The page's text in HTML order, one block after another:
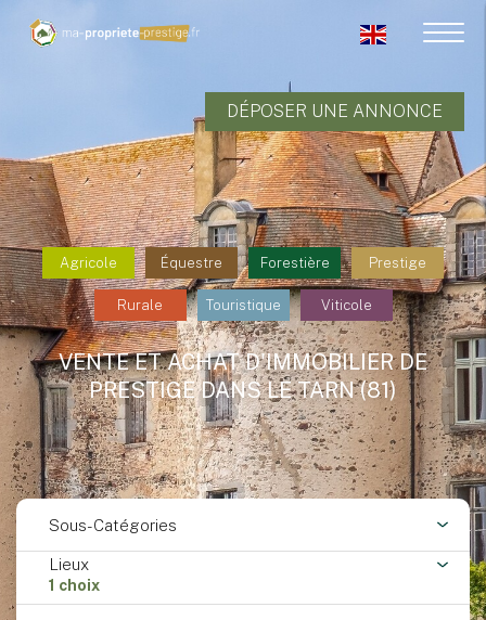
DÉPOSER UNE ANNONCE
Agricole Équestre Forestière Prestige
Rurale Touristique Viticole
VENTE ET ACHAT D'IMMOBILIER DE
PRESTIGE DANS LE TARN (81)
Sous-Catégories
Lieux
1 choix